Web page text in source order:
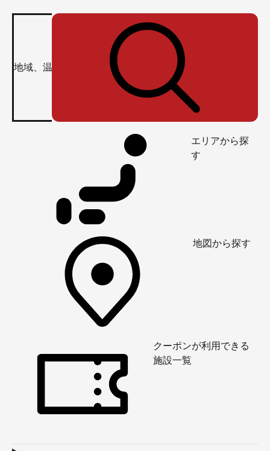
エリアから探
す
地図から探す
クーポンが利用できる
施設一覧